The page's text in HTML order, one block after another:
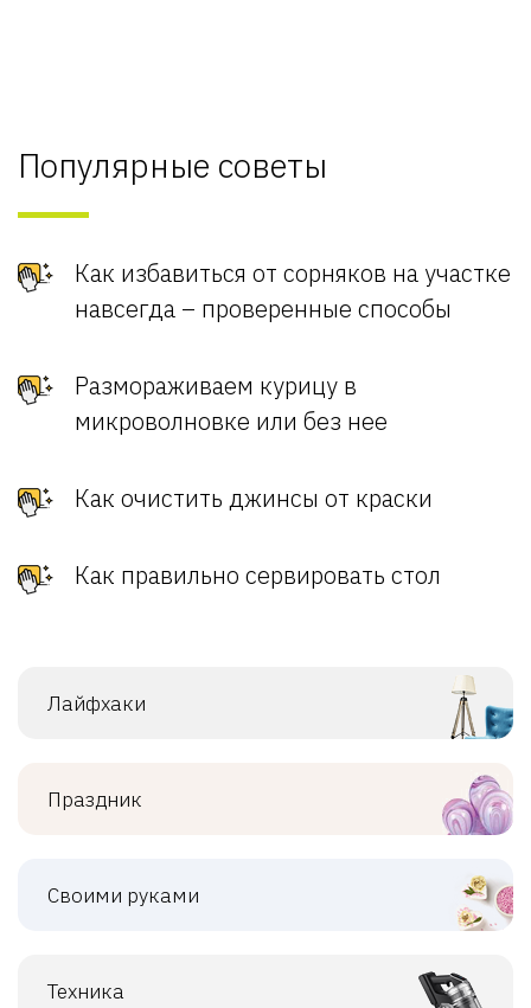
Популярные советы
Как избавиться от сорняков на участке
навсегда – проверенные способы
Размораживаем курицу в
микроволновке или без нее
Как очистить джинсы от краски
Как правильно сервировать стол
Лайфхаки
Праздник
Своими руками
Техника